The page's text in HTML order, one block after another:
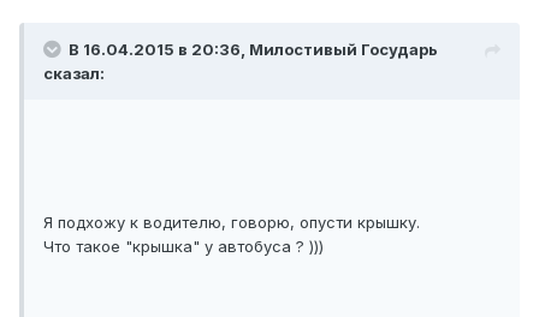
В 16.04.2015 в 20:36, Милостивый Государь
сказал:
Я подхожу к водителю, говорю, опусти крышку.
Что такое "крышка" у автобуса ? )))